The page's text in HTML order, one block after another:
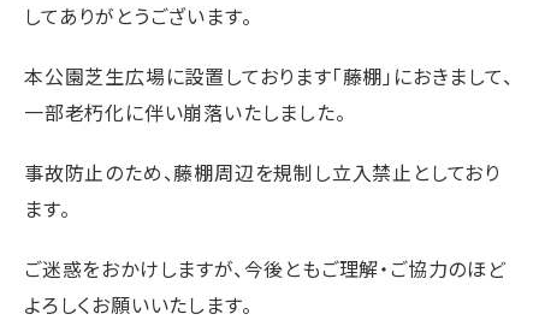
してありがとうございます。
本公園芝生広場に設置しております「藤棚」におきまして、
一部老朽化に伴い崩落いたしました。
事故防止のため、藤棚周辺を規制し立入禁止としており
ます。
ご迷惑をおかけしますが、今後ともご理解・ご協力のほど
よろしくお願いいたします。